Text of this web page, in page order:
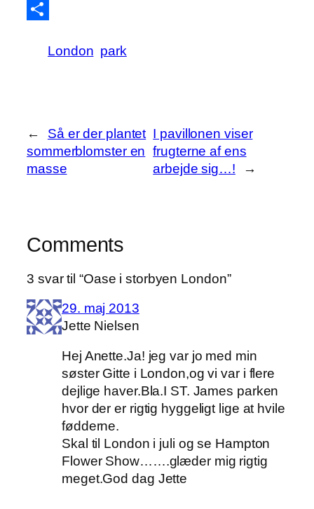
Twitter
London park
←
Så er der plantet
sommerblomster en
masse
I pavillonen viser
frugterne af ens
arbejde sig…!
→
Comments
3 svar til “Oase i storbyen London”
29. maj 2013
Jette Nielsen
Hej Anette.Ja! jeg var jo med min
søster Gitte i London,og vi var i flere
dejlige haver.Bla.I ST. James parken
hvor der er rigtig hyggeligt lige at hvile
fødderne.
Skal til London i juli og se Hampton
Flower Show…….glæder mig rigtig
meget.God dag Jette